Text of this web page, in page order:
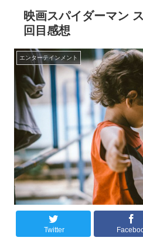
映画スパイダーマン
回目感想
エンターテインメント
Twitter